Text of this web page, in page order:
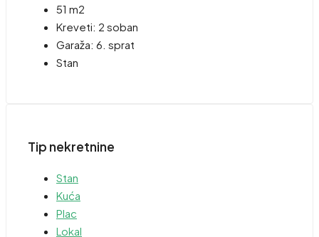
51 m2
Kreveti: 2 soban
Garaža: 6. sprat
Stan
Tip nekretnine
Stan
Kuća
Plac
Lokal